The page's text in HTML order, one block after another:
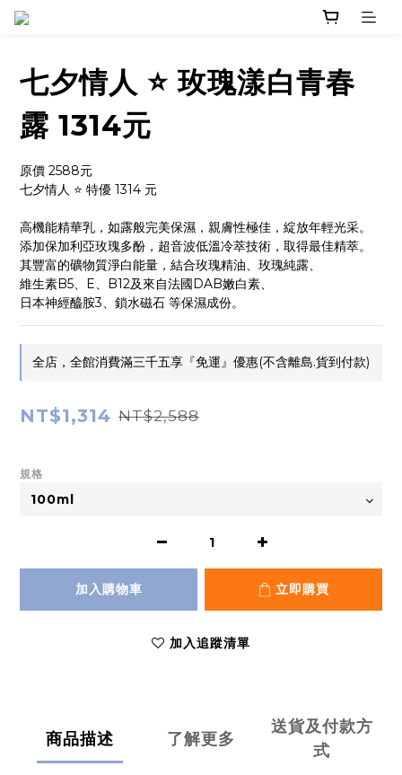
七夕情人 ⭐️ 玫瑰漾白青春
露 1314元
原價 2588元
七夕情人 ⭐️ 特優 1314 元
高機能精華乳，如露般完美保濕，親膚性極佳，綻放年輕光采。
添加保加利亞玫瑰多酚，超音波低溫冷萃技術，取得最佳精萃。
其豐富的礦物質淨白能量，結合玫瑰精油、玫瑰純露、
維生素B5、E、B12及來自法國DAB嫩白素、
日本神經醯胺3、鎖水磁石 等保濕成份。
全店，全館消費滿三千五享『免運』優惠(不含離島.貨到付款)
NT$1,314 NT$2,588
規格
加入購物車 立即購買
加入追蹤清單
商品描述 了解更多
送貨及付款方
式